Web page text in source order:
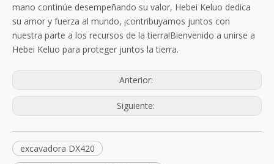
mano continúe desempeñando su valor, Hebei Keluo dedica
su amor y fuerza al mundo, ¡contribuyamos juntos con
nuestra parte a los recursos de la tierra!Bienvenido a unirse a
Hebei Keluo para proteger juntos la tierra.
Anterior:
Siguiente:
excavadora DX420